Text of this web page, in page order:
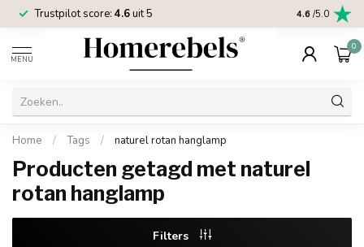
Trustpilot score: 4.6uit 5 2 jaar
4.6 /5.0
MENU
0
Home / Tags / naturel rotan hanglamp
Producten getagd met naturel
rotan hanglamp
Filters